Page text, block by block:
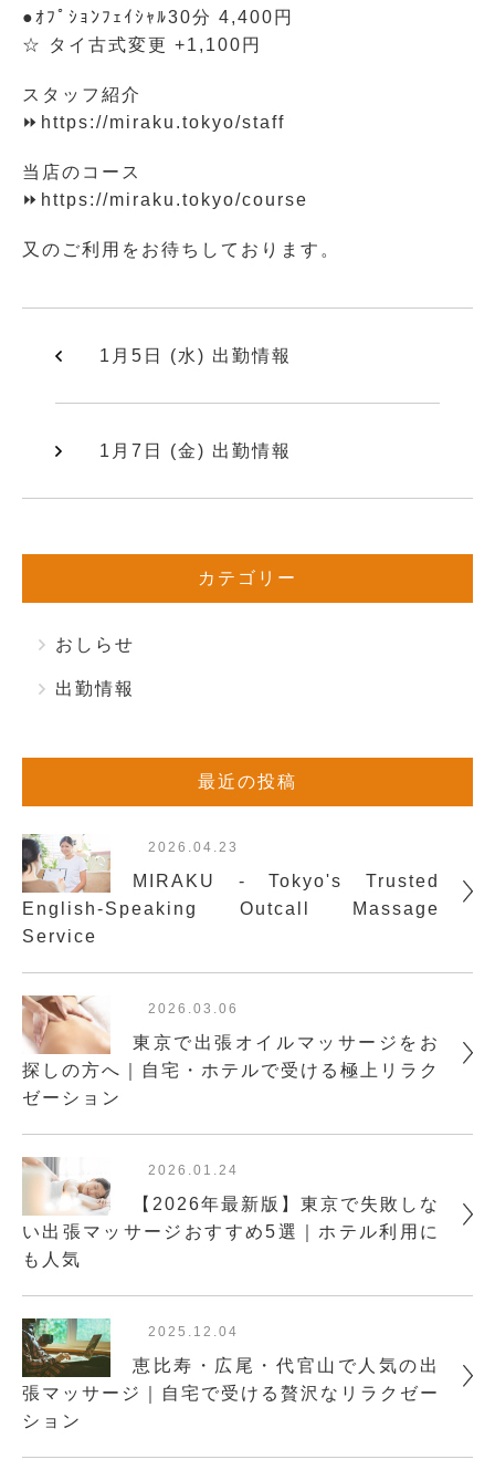
●ｵﾌﾟｼｮﾝﾌｪｲｼｬﾙ30分 4,400円
☆ タイ古式変更 +1,100円
スタッフ紹介
⏩https://miraku.tokyo/staff
当店のコース
⏩https://miraku.tokyo/course
又のご利用をお待ちしております。
1月5日 (水) 出勤情報
1月7日 (金) 出勤情報
カテゴリー
おしらせ
出勤情報
最近の投稿
2026.04.23
MIRAKU - Tokyo's Trusted
English-Speaking Outcall Massage
Service
2026.03.06
東京で出張オイルマッサージをお
探しの方へ｜自宅・ホテルで受ける極上リラク
ゼーション
2026.01.24
【2026年最新版】東京で失敗しな
い出張マッサージおすすめ5選｜ホテル利用に
も人気
2025.12.04
恵比寿・広尾・代官山で人気の出
張マッサージ｜自宅で受ける贅沢なリラクゼー
ション